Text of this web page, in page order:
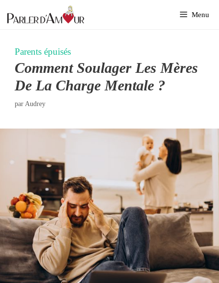
au
Menu
Parents épuisés
Comment Soulager Les Mères
De La Charge Mentale ?
par Audrey